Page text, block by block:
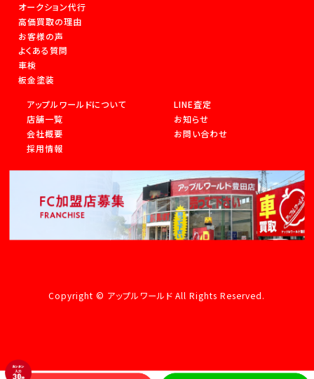
オークション代行
高価買取の理由
お客様の声
よくある質問
車検
板金塗装
アップルワールドについて
店舗一覧
会社概要
採用情報
LINE査定
お知らせ
お問い合わせ
Copyright © アップルワールド All Rights Reserved.